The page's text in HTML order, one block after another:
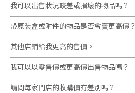
我可以出售狀況較差或損壞的物品嗎？
帶原裝盒或附件的物品是否會賣更高價？
其他店鋪給我更高的售價。
我可以以零售價或更高價出售物品嗎？
請問每家門店的收購價有差別嗎？